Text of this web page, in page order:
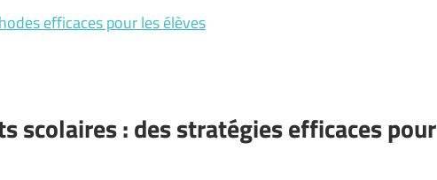
efficaces pour les élèves
scolaires : des stratégies efficaces pour